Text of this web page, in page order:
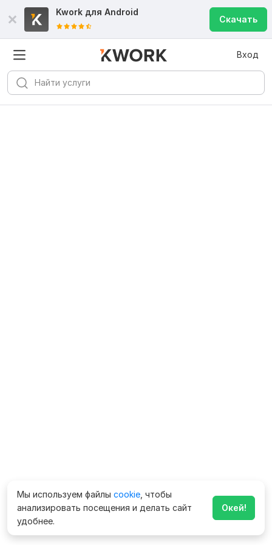
Kwork для Android
Скачать
Вход
Мы используем файлы cookie , чтобы
анализировать посещения и делать сайт
удобнее.
Окей!